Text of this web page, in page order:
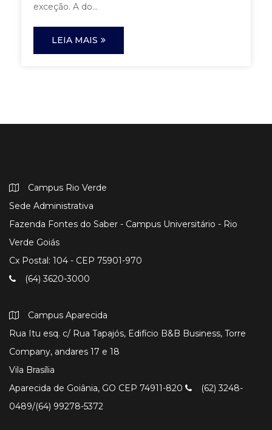
exceção. A do...
LEIA MAIS
Campus Rio Verde
Sede Administrativa
Fazenda Fontes do Saber - Campus Universitário - Rio
Verde Goiás
Cx Postal: 104 - CEP 75901-970
(64) 3620-3000
Campus Aparecida
Rua Itu esq. c/ Rua Tapajós, Edifício B&B Business, Torre
Company, andares 17 e 18
Vila Brasília
Aparecida de Goiânia, GO CEP 74911-820
(62) 3248-
0489/(64) 99278-5372